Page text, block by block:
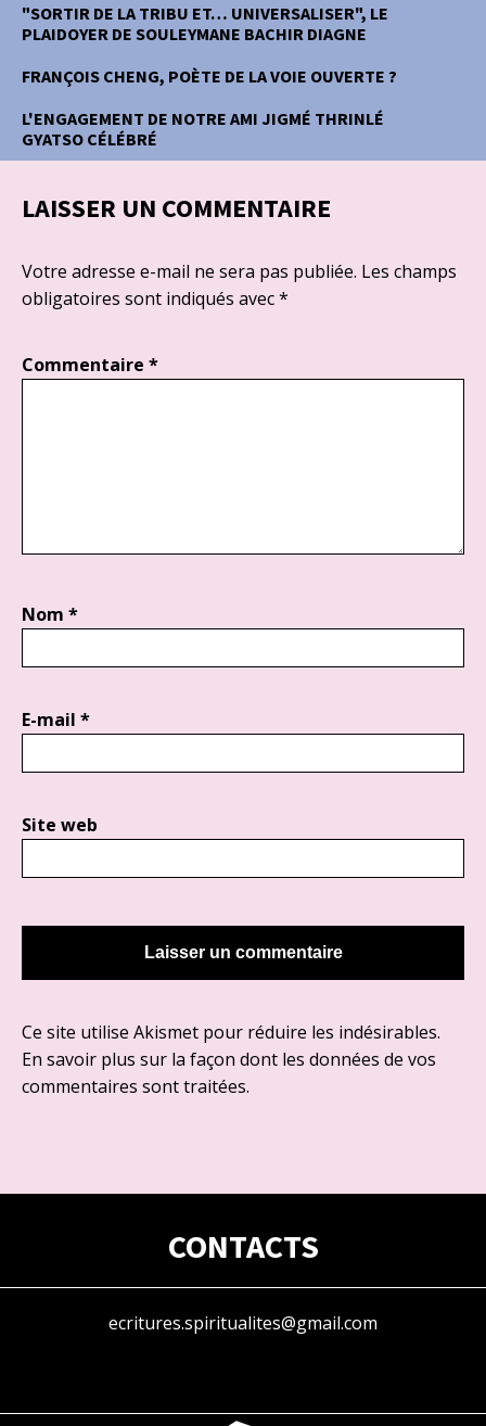
"SORTIR DE LA TRIBU ET… UNIVERSALISER", LE
PLAIDOYER DE SOULEYMANE BACHIR DIAGNE
FRANÇOIS CHENG, POÈTE DE LA VOIE OUVERTE ?
L'ENGAGEMENT DE NOTRE AMI JIGMÉ THRINLÉ
GYATSO CÉLÉBRÉ
LAISSER UN COMMENTAIRE
Votre adresse e-mail ne sera pas publiée. Les champs
obligatoires sont indiqués avec*
Commentaire *
Nom *
E-mail *
Site web
Ce site utilise Akismet pour réduire les indésirables.
En savoir plus sur la façon dont les données de vos
commentaires sont traitées.
CONTACTS
ecritures.spiritualites@gmail.com